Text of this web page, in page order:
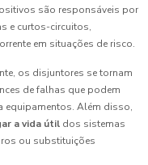
são responsáveis por
e curtos-circuitos,
em situações de risco.
os disjuntores se tornam
de falhas que podem
equipamentos. Além disso,
a vida útil dos sistemas
ou substituições